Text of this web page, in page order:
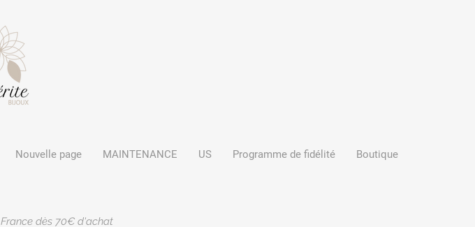
dès 70€ d'achat
Nouvelle page MAINTENANCE US Programme de fidélité Boutique